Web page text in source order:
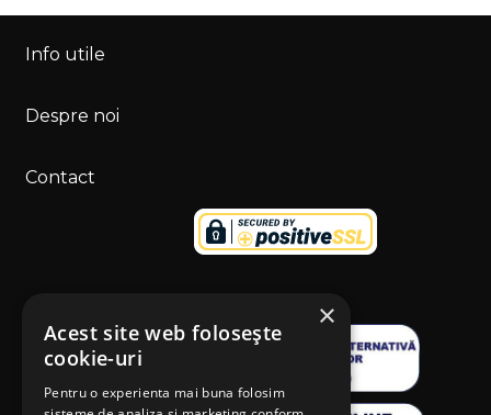
Info utile
Despre noi
Contact
×
Acest site web folosește
cookie-uri
Pentru o experienta mai buna folosim